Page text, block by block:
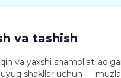
va tashish
va yaxshi
shakllar uchun —